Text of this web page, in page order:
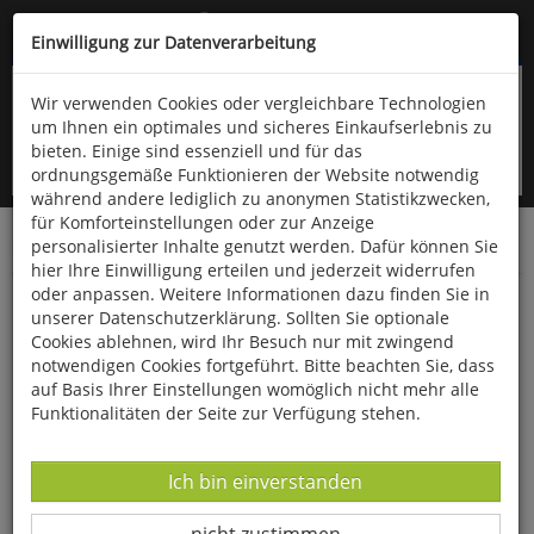
Kompletten Head der Seite überspringen
oder (06766) 9323-960
Startseite Bücher Literatur Diverses
Frühling, ja du bists!
Einwilligung zur Datenverarbeitung
Wir verwenden Cookies oder vergleichbare Technologien
um Ihnen ein optimales und sicheres Einkaufserlebnis zu
bieten. Einige sind essenziell und für das
ordnungsgemäße Funktionieren der Website notwendig
während andere lediglich zu anonymen Statistikzwecken,
für Komforteinstellungen oder zur Anzeige
personalisierter Inhalte genutzt werden. Dafür können Sie
hier Ihre Einwilligung erteilen und jederzeit widerrufen
oder anpassen. Weitere Informationen dazu finden Sie in
unserer Datenschutzerklärung. Sollten Sie optionale
Cookies ablehnen, wird Ihr Besuch nur mit zwingend
notwendigen Cookies fortgeführt. Bitte beachten Sie, dass
auf Basis Ihrer Einstellungen womöglich nicht mehr alle
Funktionalitäten der Seite zur Verfügung stehen.
Datenverarbeitung -
Ich bin einverstanden